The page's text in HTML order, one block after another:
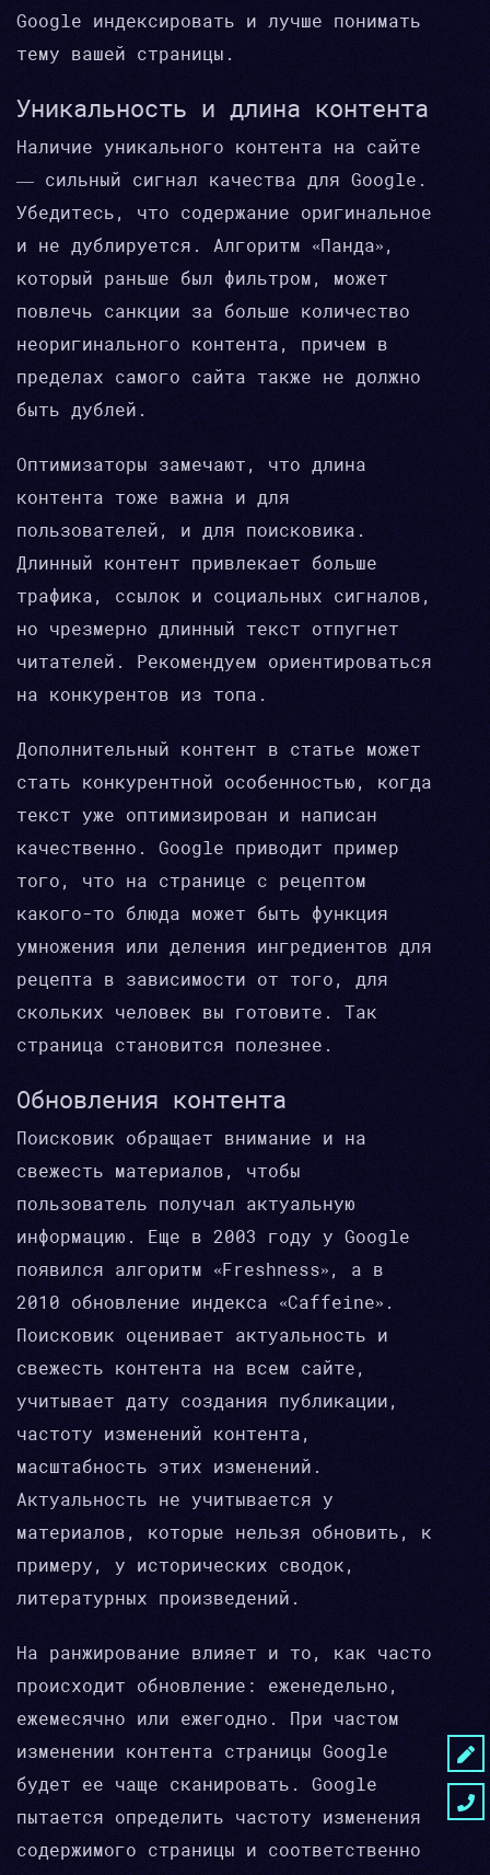
Google индексировать и лучше понимать
тему вашей страницы.
Уникальность и длина контента
Наличие уникального контента на сайте
— сильный сигнал качества для Google.
Убедитесь, что содержание оригинальное
и не дублируется. Алгоритм «Панда»,
который раньше был фильтром, может
повлечь санкции за больше количество
неоригинального контента, причем в
пределах самого сайта также не должно
быть дублей.
Оптимизаторы замечают, что длина
контента тоже важна и для
пользователей, и для поисковика.
Длинный контент привлекает больше
трафика, ссылок и социальных сигналов,
но чрезмерно длинный текст отпугнет
читателей. Рекомендуем ориентироваться
на конкурентов из топа.
Дополнительный контент в статье может
стать конкурентной особенностью, когда
текст уже оптимизирован и написан
качественно. Google приводит пример
того, что на странице с рецептом
какого-то блюда может быть функция
умножения или деления ингредиентов для
рецепта в зависимости от того, для
скольких человек вы готовите. Так
страница становится полезнее.
Обновления контента
Поисковик обращает внимание и на
свежесть материалов, чтобы
пользователь получал актуальную
информацию. Еще в 2003 году у Google
появился алгоритм «Freshness», а в
2010 обновление индекса «Caffeine».
Поисковик оценивает актуальность и
свежесть контента на всем сайте,
учитывает дату создания публикации,
частоту изменений контента,
масштабность этих изменений.
Актуальность не учитывается у
материалов, которые нельзя обновить, к
примеру, у исторических сводок,
литературных произведений.
На ранжирование влияет и то, как часто
происходит обновление: еженедельно,
ежемесячно или ежегодно. При частом
изменении контента страницы Google
будет ее чаще сканировать. Google
пытается определить частоту изменения
содержимого страницы и соответственно